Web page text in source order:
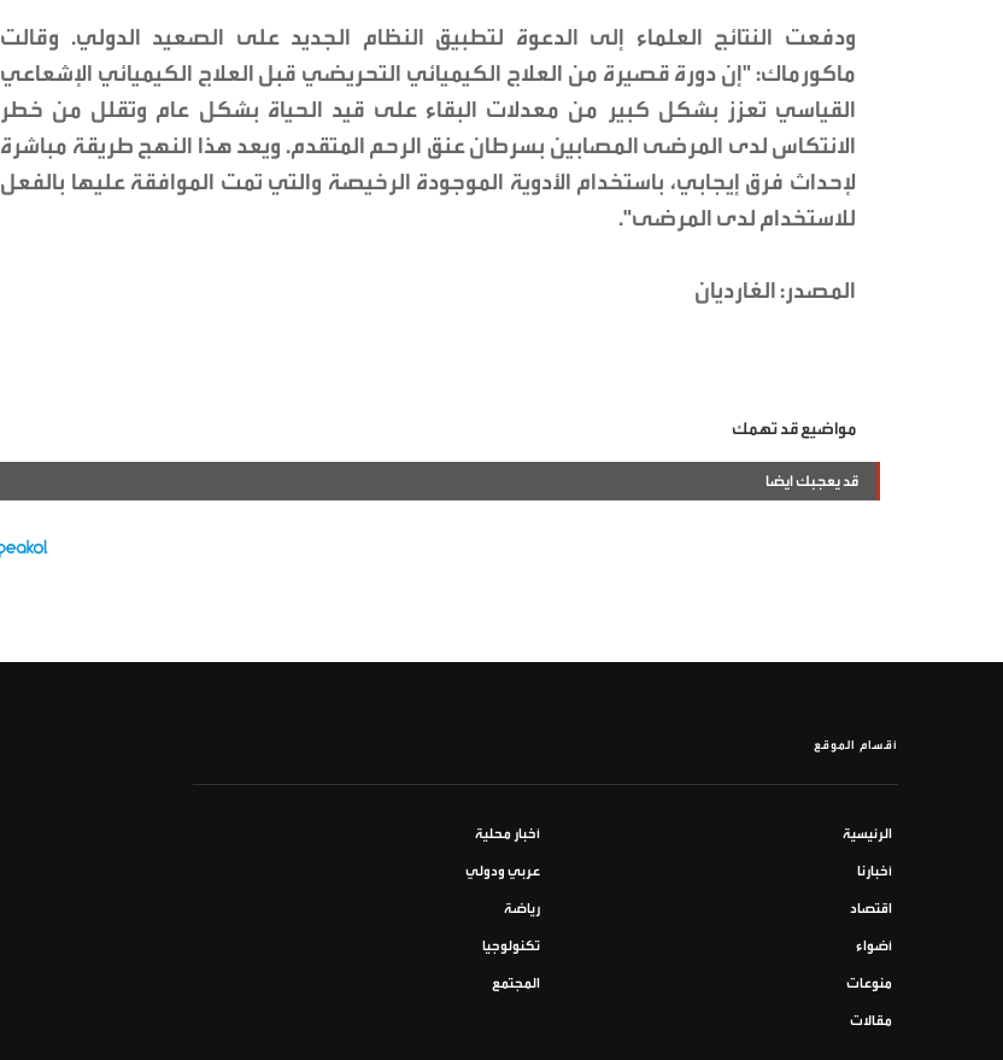
ودفعت النتائج العلماء إلى الدعوة لتطبيق النظام الجديد على الصعيد الدولي. وقالت
ماكورماك: "إن دورة قصيرة من العلاج الكيميائي التحريضي قبل العلاج الكيميائي الإشعاعي
القياسي تعزز بشكل كبير من معدلات البقاء على قيد الحياة بشكل عام وتقلل من خطر
الانتكاس لدى المرضى المصابين بسرطان عنق الرحم المتقدم. ويعد هذا النهج طريقة مباشرة
لإحداث فرق إيجابي، باستخدام الأدوية الموجودة الرخيصة والتي تمت الموافقة عليها بالفعل
للاستخدام لدى المرضى".
المصدر: الغارديان
مواضيع قد تهمك
قد يعجبك ايضا
أقسام الموقع
الرئيسية أخبار محلية
أخبارنا عربي ودولي
اقتصاد رياضة
أضواء تكنولوجيا
منوعات المجتمع
مقالات